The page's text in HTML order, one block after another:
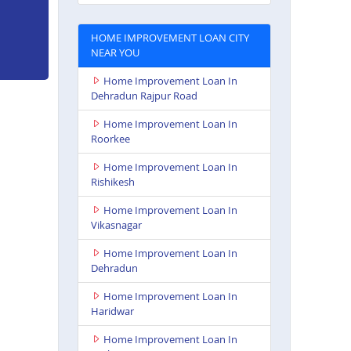
HOME IMPROVEMENT LOAN CITY
NEAR YOU
Home Improvement Loan In
Dehradun Rajpur Road
Home Improvement Loan In
Roorkee
Home Improvement Loan In
Rishikesh
Home Improvement Loan In
Vikasnagar
Home Improvement Loan In
Dehradun
Home Improvement Loan In
Haridwar
Home Improvement Loan In